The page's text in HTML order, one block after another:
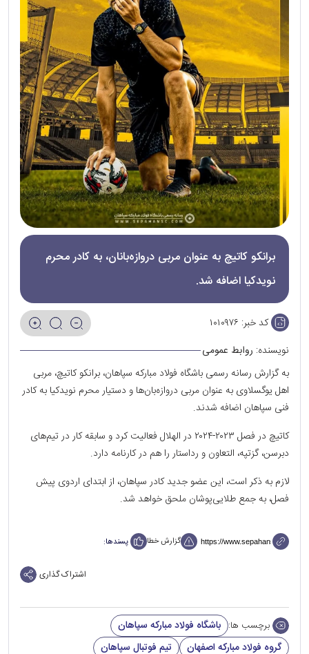
برانکو کاتیچ به عنوان مربی دروازه‌بانان، به کادر محرم
نویدکیا اضافه شد.
کد خبر: ۱۰۱۰۹۷۶
نویسنده: روابط عمومی
به گزارش رسانه رسمی باشگاه فولاد مبارکه سپاهان، برانکو کاتیچ، مربی
اهل یوگسلاوی به عنوان مربی دروازه‌بان‌ها و دستیار محرم نویدکیا به کادر
فنی سپاهان اضافه شدند.
کاتیچ در فصل ۲۰۲۳-۲۰۲۴ در الهلال فعالیت کرد و سابقه کار در تیم‌های
دبرسن، گزتپه، التعاون و رداستار را هم در کارنامه دارد.
لازم به ذکر است، این عضو جدید کادر سپاهان، از ابتدای اردوی پیش
فصل، به جمع طلایی‌پوشان ملحق خواهد شد.
گزارش خطا پسندها:
اشتراک گذاری
برچسب ها: باشگاه فولاد مبارکه سپاهان
گروه فولاد مبارکه اصفهان
تیم فوتبال سپاهان